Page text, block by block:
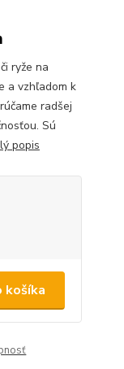
ryže na
a vzhľadom k
radšej
Sú
popis
košíka